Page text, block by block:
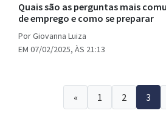
Quais são as perguntas mais
de emprego e como se preparar
Por Giovanna Luiza
EM 07/02/2025, ÀS 21:13
Paginação
« 1 2 3